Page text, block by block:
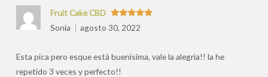
Valorado
con5de 5
Fruit Cake CBD
Sonia
agosto 30, 2022
Esta pica pero esque está buenisima, vale la alegria!! la he
repetido 3 veces y perfecto!!